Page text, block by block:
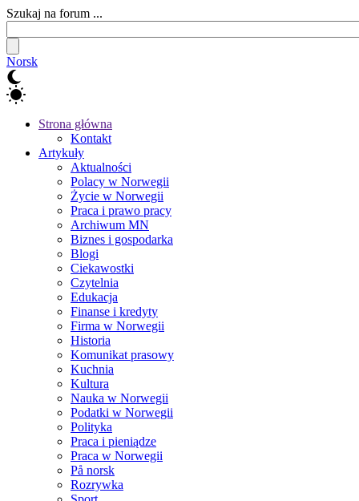
Szukaj na forum ...
Norsk
Strona główna
Kontakt
Artykuły
Aktualności
Polacy w Norwegii
Życie w Norwegii
Praca i prawo pracy
Archiwum MN
Biznes i gospodarka
Blogi
Ciekawostki
Czytelnia
Edukacja
Finanse i kredyty
Firma w Norwegii
Historia
Komunikat prasowy
Kuchnia
Kultura
Nauka w Norwegii
Podatki w Norwegii
Polityka
Praca i pieniądze
Praca w Norwegii
På norsk
Rozrywka